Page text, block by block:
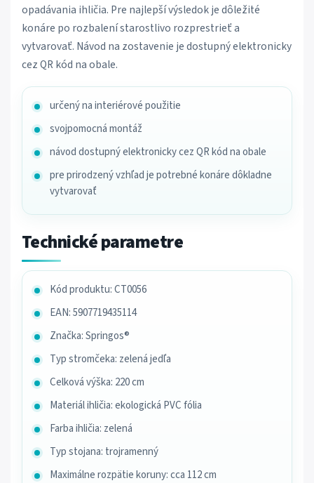
opadávania ihličia. Pre najlepší výsledok je dôležité
konáre po rozbalení starostlivo rozprestrieť a
vytvarovať. Návod na zostavenie je dostupný elektronicky
cez QR kód na obale.
určený na interiérové použitie
svojpomocná montáž
návod dostupný elektronicky cez QR kód na obale
pre prirodzený vzhľad je potrebné konáre dôkladne
vytvarovať
Technické parametre
Kód produktu: CT0056
EAN: 5907719435114
Značka: Springos®
Typ stromčeka: zelená jedľa
Celková výška: 220 cm
Materiál ihličia: ekologická PVC fólia
Farba ihličia: zelená
Typ stojana: trojramenný
Maximálne rozpätie koruny: cca 112 cm